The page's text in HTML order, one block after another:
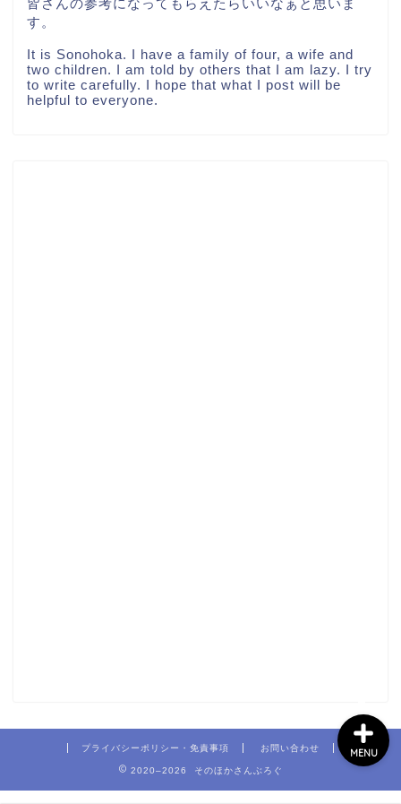
皆さんの参考になってもらえたらいいなぁと思いま
す。
It is Sonohoka. I have a family of four, a wife and
two children. I am told by others that I am lazy. I try
to write carefully. I hope that what I post will be
helpful to everyone.
プライバシーポリシー・免責事項 お問い合わせ
2020–2026 そのほかさんぶろぐ
MENU